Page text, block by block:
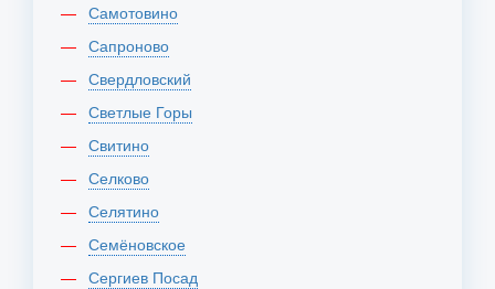
Самотовино
Сапроново
Свердловский
Светлые Горы
Свитино
Селково
Селятино
Семёновское
Сергиев Посад